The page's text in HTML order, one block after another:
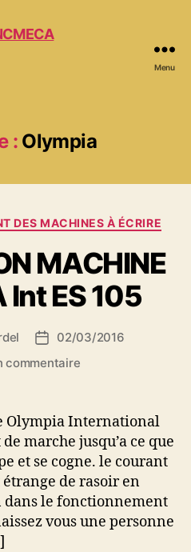
Menu
: Olympia
Catégories
DES MACHINES À ÉCRIRE
MACHINE
Int ES 105
Date02/03/2016
commentairesur
OLYMPIA
Int
ES
105
Olympia International
marche jusqu’a ce que
et se cogne. le courant
de rasoir en
le fonctionnement
vous une personne